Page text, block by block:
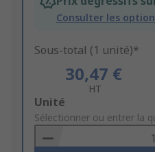
Consulter les
Sous-total (1 unité)*
30,47 €
HT
Add
to
Basket
Unité
Sélectionner ou entrer la